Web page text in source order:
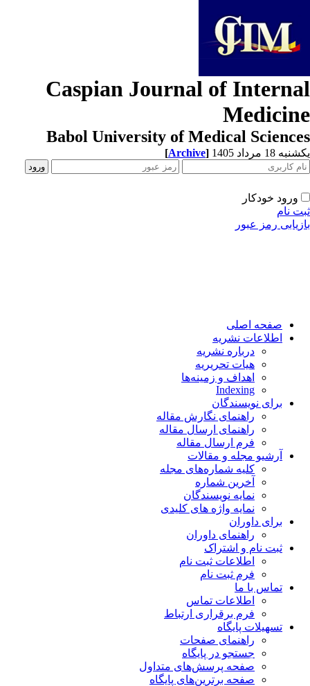
Caspian Journal of
Babol University of Medical
18 مرداد 1405 [Archive]
ورود خودکار
نام
رمز عبور
صفحه اصلی
اطلاعات نشریه
درباره نشریه
هیات تحریریه
اهداف و زمینه‌ها
Indexing
برای نویسندگان
راهنمای نگارش مقاله
راهنمای ارسال مقاله
فرم ارسال مقاله
آرشیو مجله و مقالات
کلیه شماره‌های مجله
آخرین شماره
نمایه نویسندگان
نمایه واژه های کلیدی
برای داوران
راهنمای داوران
ثبت نام و اشتراک
اطلاعات ثبت نام
فرم ثبت نام
تماس با ما
اطلاعات تماس
فرم برقراری ارتباط
تسهیلات پایگاه
راهنمای صفحات
جستجو در پایگاه
صفحه پرسش‌های متداول
صفحه برترین‌های پایگاه